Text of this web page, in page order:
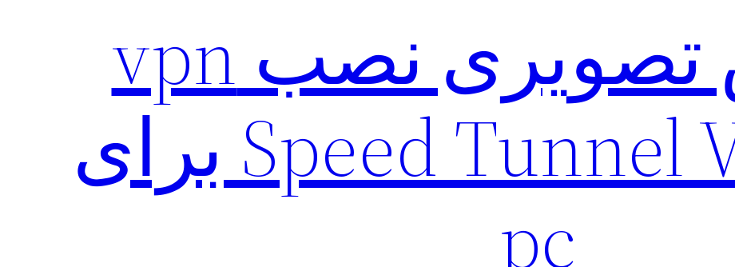
آموزش تصویری نصب vpn
قوی ‌Speed Tunnel VPN برای
pc